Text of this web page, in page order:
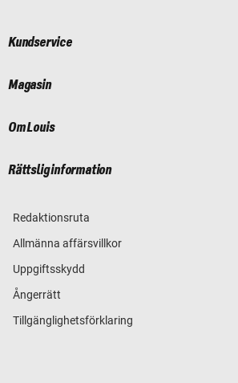
Kundservice
Magasin
Om Louis
Rättslig information
Redaktionsruta
Allmänna affärsvillkor
Uppgiftsskydd
Ångerrätt
Tillgänglighetsförklaring